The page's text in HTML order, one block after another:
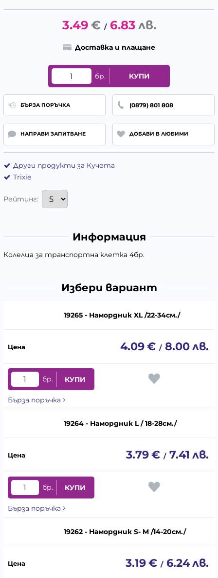
3.49 € / 6.83 лв.
Доставка и плащане
бр. КУПИ
БЪРЗА ПОРЪЧКА (0879) 801 808
НАПРАВИ ЗАПИТВАНЕ ДОБАВИ В ЛЮБИМИ
Други продукти за Кучета
Trixie
Рейтинг:
Информация
Колелца за транспортна клетка 4бр.
Избери вариант
19265 - Намордник XL /22-34см./
4.09€ / 8.00лв.
бр. КУПИ
Бърза поръчка
19264 - Намордник L / 18-28см./
3.79€ / 7.41 лв.
бр. КУПИ
Бърза поръчка
19262 - Намордник S- M /14-20см./
3.19€ / 6.24лв.